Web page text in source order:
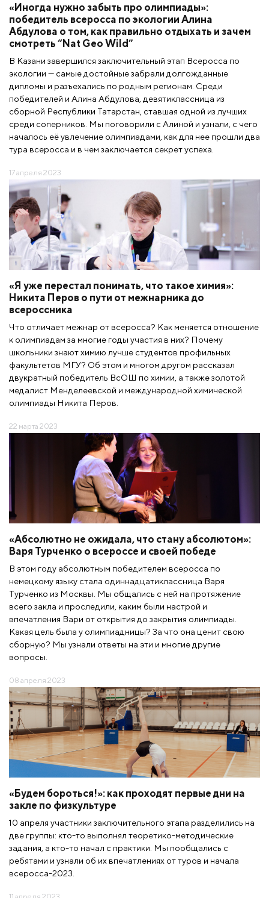
«Иногда нужно забыть про олимпиады»:
победитель всеросса по экологии Алина
Абдулова о том, как правильно отдыхать и зачем
смотреть “Nat Geo Wild”
В Казани завершился заключительный этап Всеросса по
экологии — самые достойные забрали долгожданные
дипломы и разъехались по родным регионам. Среди
победителей и Алина Абдулова, девятиклассница из
сборной Республики Татарстан, ставшая одной из лучших
среди соперников. Мы поговорили с Алиной и узнали, с чего
началось её увлечение олимпиадами, как для нее прошли два
тура всеросса и в чем заключается секрет успеха.
17 апреля 2023
«Я уже перестал понимать, что такое химия»:
Никита Перов о пути от межнарника до
всероссника
Что отличает межнар от всеросса? Как меняется отношение
к олимпиадам за многие годы участия в них? Почему
школьники знают химию лучше студентов профильных
факультетов МГУ? Об этом и многом другом рассказал
двукратный победитель ВсОШ по химии, а также золотой
медалист Менделеевской и международной химической
олимпиады Никита Перов.
22 марта 2023
«Абсолютно не ожидала, что стану абсолютом»:
Варя Турченко о всероссе и своей победе
В этом году абсолютным победителем всеросса по
немецкому языку стала одиннадцатиклассница Варя
Турченко из Москвы. Мы общались с ней на протяжение
всего закла и проследили, каким были настрой и
впечатления Вари от открытия до закрытия олимпиады.
Какая цель была у олимпиадницы? За что она ценит свою
сборную? Мы узнали ответы на эти и многие другие
вопросы.
08 апреля 2023
«Будем бороться!»: как проходят первые дни на
закле по физкультуре
10 апреля участники заключительного этапа разделились на
две группы: кто-то выполнял теоретико-методические
задания, а кто-то начал с практики. Мы пообщались с
ребятами и узнали об их впечатлениях от туров и начала
всеросса-2023.